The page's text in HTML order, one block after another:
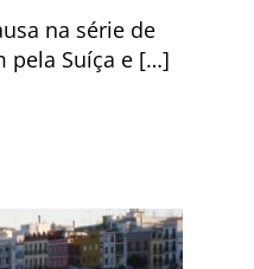
na série de
pela Suíça e […]